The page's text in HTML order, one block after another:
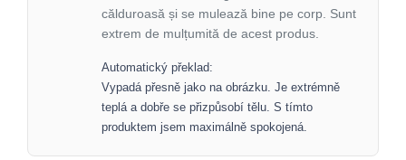
călduroasă și se mulează bine pe corp. Sunt
extrem de mulțumită de acest produs.
Automatický překlad:
Vypadá přesně jako na obrázku. Je extrémně
teplá a dobře se přizpůsobí tělu. S tímto
produktem jsem maximálně spokojená.